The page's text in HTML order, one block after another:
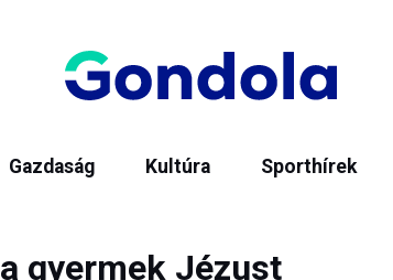
Gazdaság Kultúra Sporthírek
gyermek Jézust